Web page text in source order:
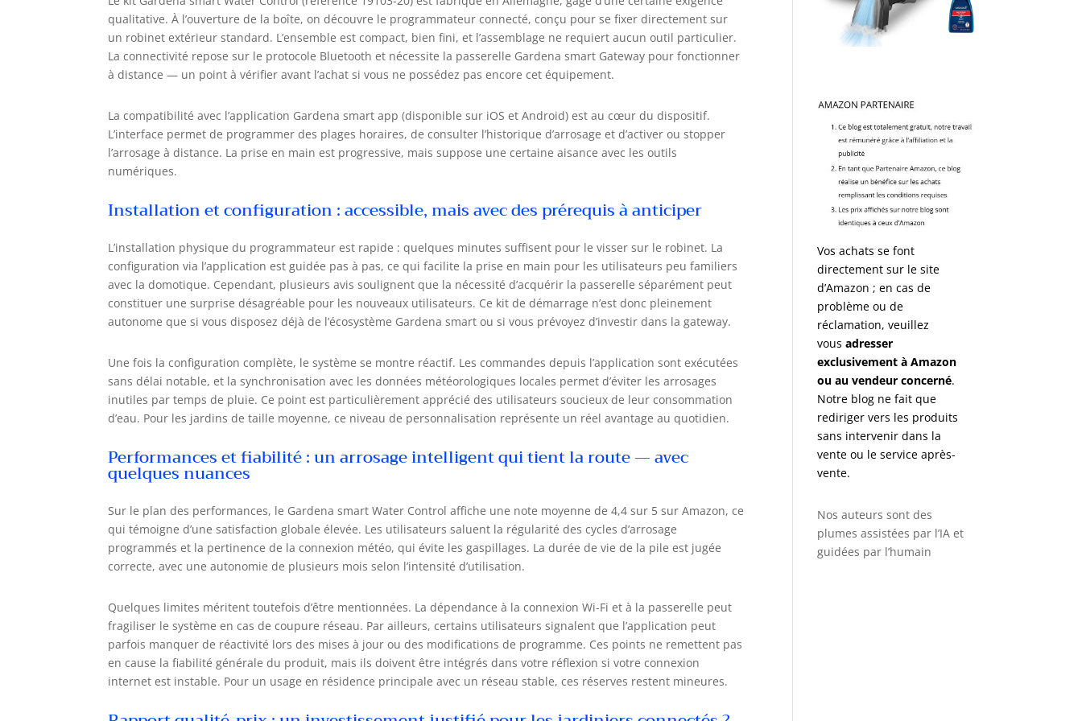
qualitative. À l’ouverture de la boîte, on découvre le programmateur connecté, conçu pour se fixer directement sur
un robinet extérieur standard. L’ensemble est compact, bien fini, et l’assemblage ne requiert aucun outil particulier.
La connectivité repose sur le protocole Bluetooth et nécessite la passerelle Gardena smart Gateway pour fonctionner
à distance — un point à vérifier avant l’achat si vous ne possédez pas encore cet équipement.
La compatibilité avec l’application Gardena smart app (disponible sur iOS et Android) est au cœur du dispositif.
L’interface permet de programmer des plages horaires, de consulter l’historique d’arrosage et d’activer ou stopper
l’arrosage à distance. La prise en main est progressive, mais suppose une certaine aisance avec les outils
numériques.
Installation et configuration : accessible, mais avec des prérequis à anticiper
L’installation physique du programmateur est rapide : quelques minutes suffisent pour le visser sur le robinet. La
configuration via l’application est guidée pas à pas, ce qui facilite la prise en main pour les utilisateurs peu familiers
avec la domotique. Cependant, plusieurs avis soulignent que la nécessité d’acquérir la passerelle séparément peut
constituer une surprise désagréable pour les nouveaux utilisateurs. Ce kit de démarrage n’est donc pleinement
autonome que si vous disposez déjà de l’écosystème Gardena smart ou si vous prévoyez d’investir dans la gateway.
Une fois la configuration complète, le système se montre réactif. Les commandes depuis l’application sont exécutées
sans délai notable, et la synchronisation avec les données météorologiques locales permet d’éviter les arrosages
inutiles par temps de pluie. Ce point est particulièrement apprécié des utilisateurs soucieux de leur consommation
d’eau. Pour les jardins de taille moyenne, ce niveau de personnalisation représente un réel avantage au quotidien.
Performances et fiabilité : un arrosage intelligent qui tient la route — avec
quelques nuances
Sur le plan des performances, le Gardena smart Water Control affiche une note moyenne de 4,4 sur 5 sur Amazon, ce
qui témoigne d’une satisfaction globale élevée. Les utilisateurs saluent la régularité des cycles d’arrosage
programmés et la pertinence de la connexion météo, qui évite les gaspillages. La durée de vie de la pile est jugée
correcte, avec une autonomie de plusieurs mois selon l’intensité d’utilisation.
Quelques limites méritent toutefois d’être mentionnées. La dépendance à la connexion Wi-Fi et à la passerelle peut
fragiliser le système en cas de coupure réseau. Par ailleurs, certains utilisateurs signalent que l’application peut
parfois manquer de réactivité lors des mises à jour ou des modifications de programme. Ces points ne remettent pas
en cause la fiabilité générale du produit, mais ils doivent être intégrés dans votre réflexion si votre connexion
internet est instable. Pour un usage en résidence principale avec un réseau stable, ces réserves restent mineures.
Vos achats se font
directement sur le site
d’Amazon ; en cas de
problème ou de
réclamation, veuillez
vousadresser
exclusivement à Amazon
ou au vendeur concerné.
Notre blog ne fait que
rediriger vers les produits
sans intervenir dans la
vente ou le service après-
vente.
Nos auteurs sont des
plumes assistées par l’IA et
guidées par l’humain